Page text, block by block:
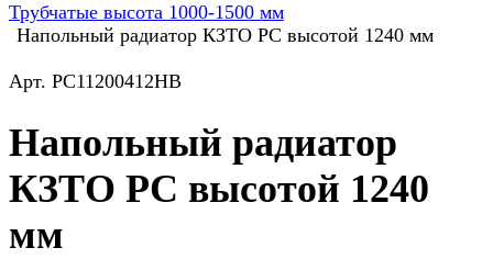
Трубчатые высота 1000-1500 мм
Напольный радиатор КЗТО РС высотой 1240 мм
Арт. РС11200412НВ
Напольный радиатор
КЗТО РС высотой 1240
мм